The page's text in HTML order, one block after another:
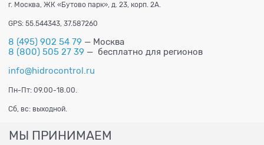
г. Москва, ЖК «Бутово парк», д. 23, корп. 2А.
GPS: 55.544343, 37.587260
8 (495) 902 54 79 — Москва
8 (800) 505 27 39 — бесплатно для регионов
info@hidrocontrol.ru
Пн-Пт: 09.00-18.00.
Сб, вс: выходной.
МЫ ПРИНИМАЕМ